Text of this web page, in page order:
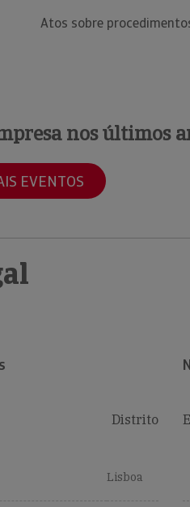
Atos sobre
nos últimos
EVENTOS
Distrito
Lisboa